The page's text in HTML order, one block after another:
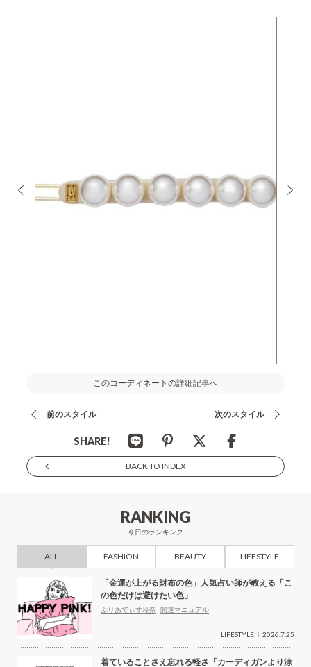
このコーディネートの詳細記事へ
前のスタイル 次のスタイル
SHARE!
BACK TO INDEX
RANKING
今日のランキング
ALL FASHION BEAUTY LIFESTYLE
「金運が上がる財布の色」人気占い師が教える「こ
の色だけは避けたい色」
ぷりあでぃす玲奈 開運マニュアル
LIFESTYLE 2026.7.25
着ていることさえ忘れる軽さ「カーディガンより涼